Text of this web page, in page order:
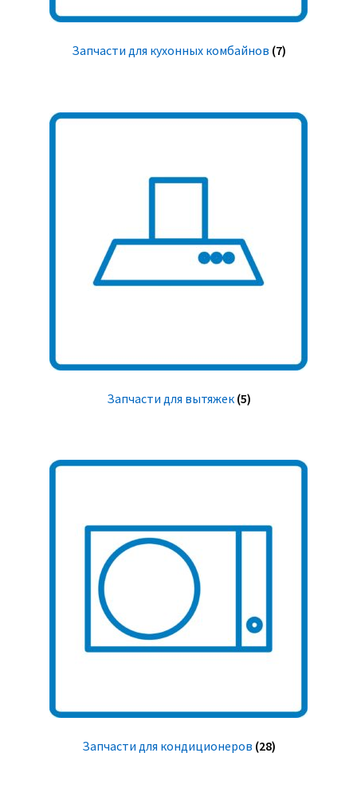
Запчасти для кухонных комбайнов (7)
Запчасти для вытяжек (5)
Запчасти для кондиционеров (28)